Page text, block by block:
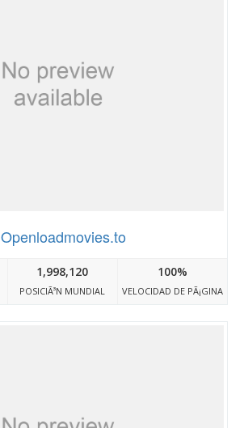
Openloadmovies.to
1,998,120
POSICIÃ³N MUNDIAL
100%
VELOCIDAD DE PÃ¡GINA